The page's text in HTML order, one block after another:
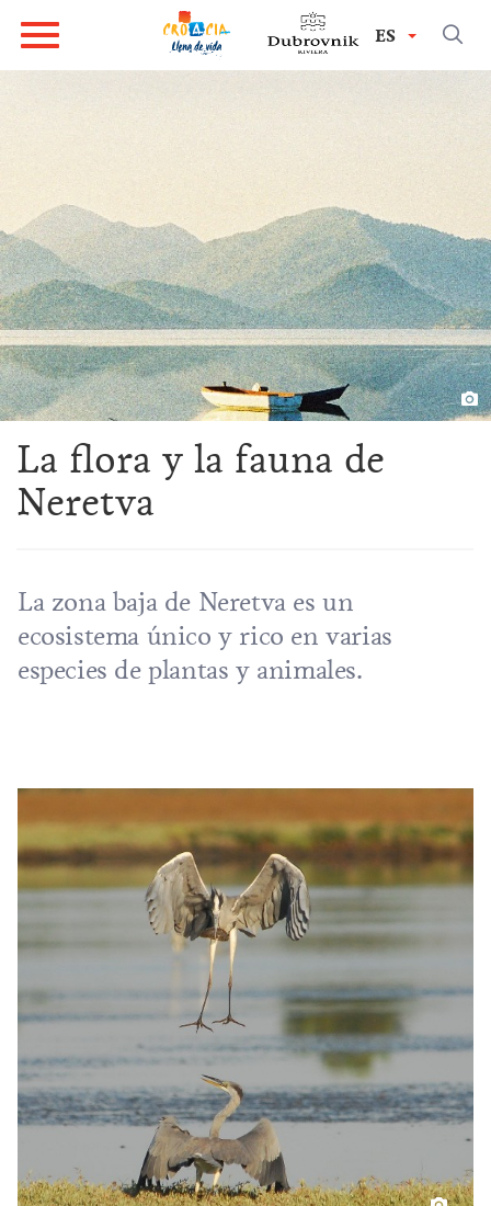
ES
La flora y la fauna de
Neretva
La zona baja de Neretva es un
ecosistema único y rico en varias
especies de plantas y animales.